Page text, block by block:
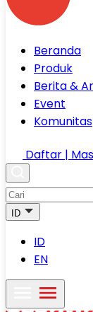
Beranda
Produk
Berita &
Event
Komunitas
Daftar |
ID
ID
EN